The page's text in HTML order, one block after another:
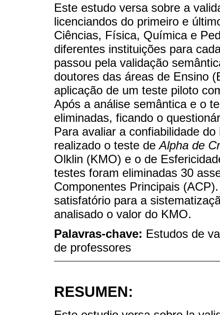
Este estudo versa sobre a
licenciandos do primeiro e
Ciências, Física, Química e
diferentes instituições para
passou pela validação
doutores das áreas de Ensino
aplicação de um teste piloto
Após a análise semântica e o
eliminadas, ficando o
Para avaliar a confiabilidade
realizado o teste deAlpha de
Olklin (KMO) e o de
testes foram eliminadas 30
Componentes Principais
satisfatório para a
analisado o valor do KMO.
Palavras-chave: Estudos de
de professores
RESUMEN: